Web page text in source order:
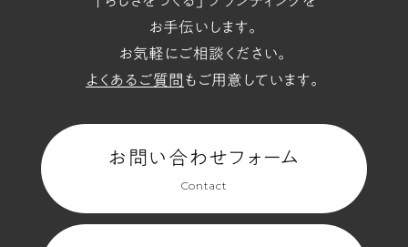
お手伝いします。
お気軽にご相談ください。
よくあるご質問 もご用意しています。
お問い合わせフォーム
Contact